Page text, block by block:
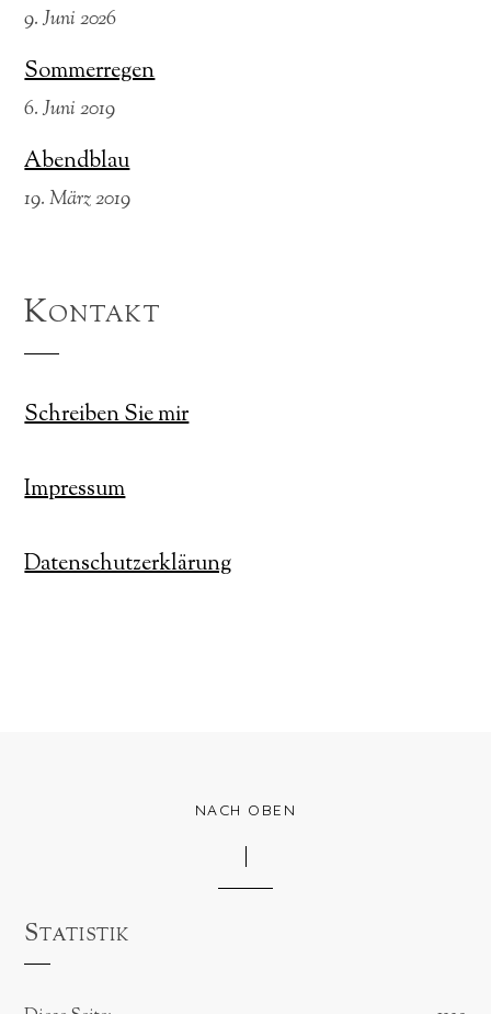
9. Juni 2026
Sommerregen
6. Juni 2019
Abendblau
19. März 2019
Kontakt
Schreiben Sie mir
Impressum
Datenschutzerklärung
NACH OBEN
Statistik